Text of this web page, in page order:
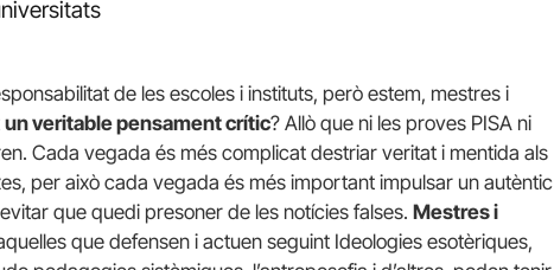
de les escoles i instituts, però estem, mestres i
un veritable pensament crític? Allò que ni les proves PISA ni
Cada vegada és més complicat destriar veritat i mentida als
per això cada vegada és més important impulsar un autèntic
que quedi presoner de les notícies falses. Mestres i
que defensen i actuen seguint Ideologies esotèriques,